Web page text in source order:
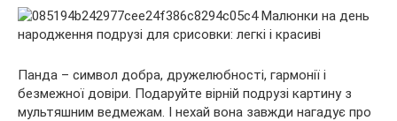
Панда – символ добра, дружелюбності, гармонії і
безмежної довіри. Подаруйте вірній подрузі картину з
мультяшним ведмежам. І нехай вона завжди нагадує про